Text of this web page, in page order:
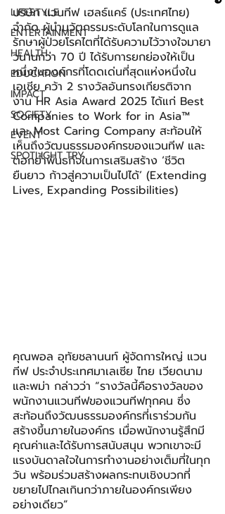
LIFESTYLE
ENTERTAINMENT
HEALTH
EDUCATION
IMPACT
SOCIETY
EVENT
SPOTLIGHT TRY
บริษัท แวนทีฟ เฮลธ์แคร์ (ประเทศไทย)
จำกัด ผู้นำนวัตกรรมระดับโลกในการดูแล
รักษาผู้ป่วยโรคไตที่ได้รับความไว้วางใจมายา
วนานกว่า 70 ปี ได้รับการยกย่องให้เป็น
หนึ่งในองค์กรที่โดดเด่นที่สุดแห่งหนึ่งใน
เอเชีย คว้า 2 รางวัลอันทรงเกียรติจาก
งาน HR Asia Award 2025 ได้แก่ Best
Companies to Work for in Asia™
และ Most Caring Company สะท้อนให้
เห็นถึงวัฒนธรรมองค์กรของแวนทีฟ และ
ตอกย้ำพันธกิจในการเสริมสร้าง ‘ชีวิต
ยืนยาว ก้าวสู่ความเป็นไปได้’ (Extending
Lives, Expanding Possibilities)
คุณพอล อุทัยชลานนท์ ผู้จัดการใหญ่ แวน
ทีฟ ประจำประเทศมาเลเซีย ไทย เวียดนาม
และพม่า กล่าวว่า “รางวัลนี้คือรางวัลของ
พนักงานแวนทีฟของแวนทีฟทุกคน ซึ่ง
สะท้อนถึงวัฒนธรรมองค์กรที่เราร่วมกัน
สร้างขึ้นภายในองค์กร เมื่อพนักงานรู้สึกมี
คุณค่าและได้รับการสนับสนุน พวกเขาจะมี
แรงบันดาลใจในการทำงานอย่างเต็มที่ในทุก
วัน พร้อมร่วมสร้างผลกระทบเชิงบวกที่
ขยายไปไกลเกินกว่าภายในองค์กรเพียง
อย่างเดียว”